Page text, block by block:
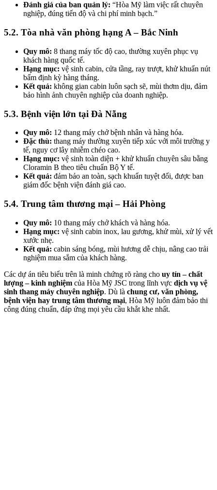
Đánh giá của ban quản lý: “Hòa Mỹ làm việc rất chuyên
nghiệp, đúng tiến độ và chi phí minh bạch.”
5.2. Tòa nhà văn phòng hạng A – Bắc Ninh
Quy mô: 8 thang máy tốc độ cao, thường xuyên phục vụ
khách hàng quốc tế.
Hạng mục: vệ sinh cabin, cửa tầng, ray trượt, khử khuẩn nút
bấm định kỳ hàng tháng.
Kết quả: không gian cabin luôn sạch sẽ, mùi thơm dịu, đảm
bảo hình ảnh chuyên nghiệp của doanh nghiệp.
5.3. Bệnh viện lớn tại Đà Nẵng
Quy mô: 12 thang máy chở bệnh nhân và hàng hóa.
Đặc thù: thang máy thường xuyên tiếp xúc với môi trường y
tế, nguy cơ lây nhiễm chéo cao.
Hạng mục: vệ sinh toàn diện + khử khuẩn chuyên sâu bằng
Cloramin B theo tiêu chuẩn Bộ Y tế.
Kết quả: đảm bảo an toàn, sạch khuẩn tuyệt đối, được ban
giám đốc bệnh viện đánh giá cao.
5.4. Trung tâm thương mại – Hải Phòng
Quy mô: 10 thang máy chở khách và hàng hóa.
Hạng mục: vệ sinh cabin inox, lau gương, khử mùi, xử lý vết
xước nhẹ.
Kết quả: cabin sáng bóng, mùi hương dễ chịu, nâng cao trải
nghiệm mua sắm của khách hàng.
Các dự án tiêu biểu trên là minh chứng rõ ràng cho uy tín – chất
lượng – kinh nghiệm của Hòa Mỹ JSC trong lĩnh vực dịch vụ vệ
sinh thang máy chuyên nghiệp. Dù là chung cư, văn phòng,
bệnh viện hay trung tâm thương mại, Hòa Mỹ luôn đảm bảo thi
công đúng chuẩn, đáp ứng mọi yêu cầu khắt khe nhất.